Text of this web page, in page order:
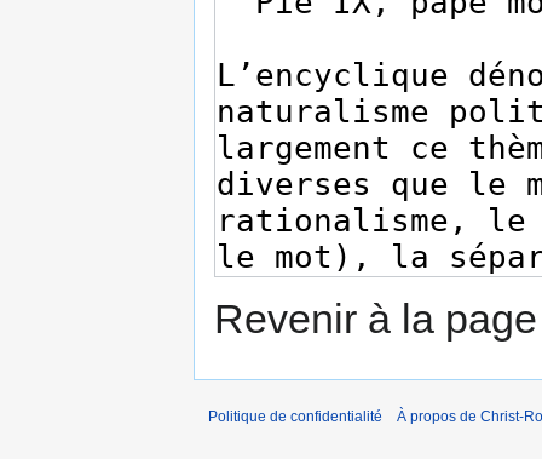
Revenir à la
Politique de confidentialité À propos de Christ-